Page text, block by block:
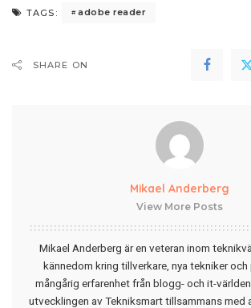
TAGS: adobe reader
SHARE ON
Mikael Anderberg
View More Posts
Mikael Anderberg är en veteran inom
kännedom kring tillverkare, nya tekniker och
mångårig erfarenhet från blogg- och it-
utvecklingen av Tekniksmart tillsammans med